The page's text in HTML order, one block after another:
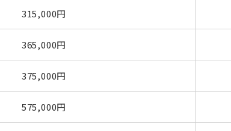
315,000円
365,000円
375,000円
575,000円